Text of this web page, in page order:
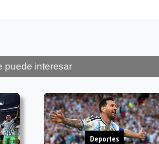
puede interesar
Deportes